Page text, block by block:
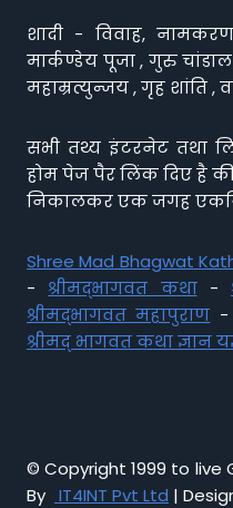
शादी - विवाह,
मार्कण्डेय पूजा , गुरु
महाम्रत्युन्जय , गृह शांति ,
सभी तथ्य इंटरनेट तथा
होम पेज पैर लिंक दिए है
निकालकर एक जगह
Shree Mad Bhagwat
- श्रीमद्भागवत कथा-
श्रीमद्भागवत महापुराण -
श्रीमद् भागवत कथा ज्ञान
© Copyright 1999 to live
By IT4INT Pvt Ltd |